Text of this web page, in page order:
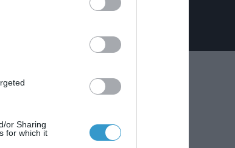
or Sharing
for which it
ΟΦΘΑΛΜΙΑΤΡΟΣ